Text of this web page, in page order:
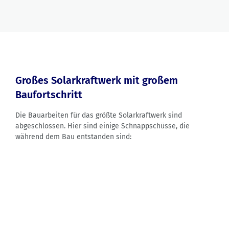
Großes Solarkraftwerk mit großem
Baufortschritt
Die Bauarbeiten für das größte Solarkraftwerk sind
abgeschlossen. Hier sind einige Schnappschüsse, die
während dem Bau entstanden sind: